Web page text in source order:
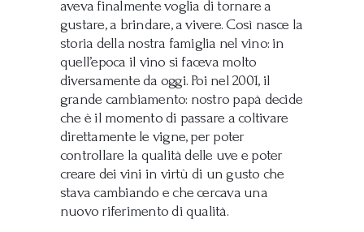
aveva finalmente voglia di tornare a
gustare, a brindare, a vivere. Così nasce la
storia della nostra famiglia nel vino: in
quell’epoca il vino si faceva molto
diversamente da oggi. Poi nel 2001, il
grande cambiamento: nostro papà decide
che è il momento di passare a coltivare
direttamente le vigne, per poter
controllare la qualità delle uve e poter
creare dei vini in virtù di un gusto che
stava cambiando e che cercava una
nuovo riferimento di qualità.